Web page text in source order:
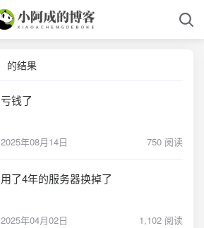
的结果
亏钱了
2025年08月14日 750 阅读
用了4年的服务器换掉了
2025年04月02日 1,102 阅读